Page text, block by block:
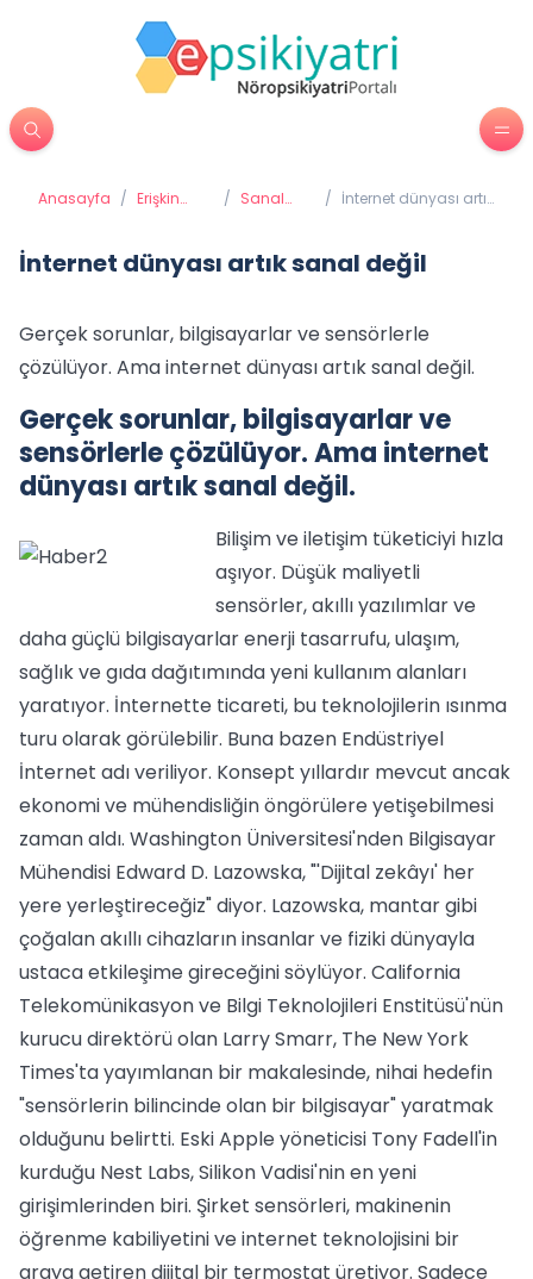
Anasayfa / Erişkin
/ Sanal
/ İnternet dünyası artık
İnternet dünyası artık sanal değil
Gerçek sorunlar, bilgisayarlar ve sensörlerle
çözülüyor. Ama internet dünyası artık sanal değil.
Gerçek sorunlar, bilgisayarlar ve
sensörlerle çözülüyor. Ama internet
dünyası artık sanal değil.
Bilişim ve iletişim tüketiciyi hızla
aşıyor. Düşük maliyetli
sensörler, akıllı yazılımlar ve
daha güçlü bilgisayarlar enerji tasarrufu, ulaşım,
sağlık ve gıda dağıtımında yeni kullanım alanları
yaratıyor. İnternette ticareti, bu teknolojilerin ısınma
turu olarak görülebilir. Buna bazen Endüstriyel
İnternet adı veriliyor. Konsept yıllardır mevcut ancak
ekonomi ve mühendisliğin öngörülere yetişebilmesi
zaman aldı. Washington Üniversitesi'nden Bilgisayar
Mühendisi Edward D. Lazowska, "'Dijital zekâyı' her
yere yerleştireceğiz" diyor. Lazowska, mantar gibi
çoğalan akıllı cihazların insanlar ve fiziki dünyayla
ustaca etkileşime gireceğini söylüyor. California
Telekomünikasyon ve Bilgi Teknolojileri Enstitüsü'nün
kurucu direktörü olan Larry Smarr, The New York
Times'ta yayımlanan bir makalesinde, nihai hedefin
"sensörlerin bilincinde olan bir bilgisayar" yaratmak
olduğunu belirtti. Eski Apple yöneticisi Tony Fadell'in
kurduğu Nest Labs, Silikon Vadisi'nin en yeni
girişimlerinden biri. Şirket sensörleri, makinenin
öğrenme kabiliyetini ve internet teknolojisini bir
araya getiren dijital bir termostat üretiyor. Sadece